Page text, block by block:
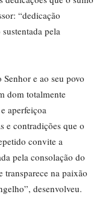
“dedicação
pela
e ao seu povo
dom totalmente
aperfeiçoa
e contradições que o
convite a
pela consolação do
transparece na paixão
desenvolveu.